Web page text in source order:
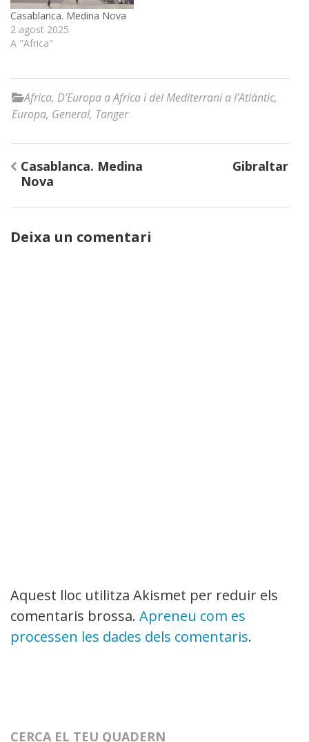
Casablanca. Medina Nova
2 agost 2025
A "Africa"
Africa, D’Europa a Africa i del Mediterrani a l'Atlàntic,
Europa, General, Tanger
Navegació
d'entrades
Casablanca. Medina
Nova
Gibraltar
Deixa un comentari
Aquest lloc utilitza Akismet per reduir els
comentaris brossa. Apreneu com es
processen les dades dels comentaris.
CERCA EL TEU QUADERN